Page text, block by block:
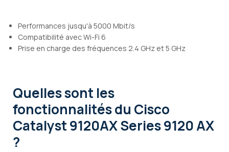
Performances jusqu'à 5000 Mbit/s
Compatibilité avec Wi-Fi 6
Prise en charge des fréquences 2.4 GHz et 5 GHz
Quelles sont les
fonctionnalitésdu Cisco
Catalyst 9120AX Series 9120 AX
?